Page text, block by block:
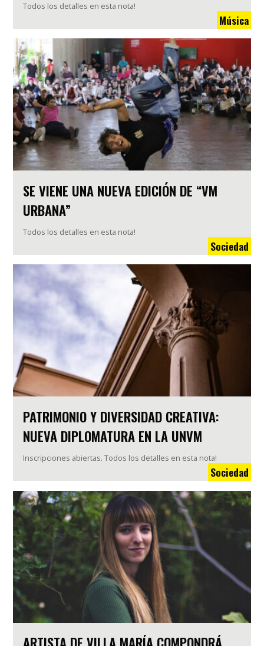
Todos los detalles en esta nota!
Música
SE VIENE UNA NUEVA EDICIÓN DE “VM
URBANA”
Todos los detalles en esta nota!
Sociedad
PATRIMONIO Y DIVERSIDAD CREATIVA:
NUEVA DIPLOMATURA EN LA UNVM
Inscripciones abiertas. Todos los detalles en esta nota!
Sociedad
ARTISTA DE VILLA MARÍA COMPONDRÁ